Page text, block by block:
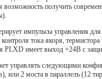
возможность получить
импульсы управления
тока якоря,
PLXD имеет выход +24В с
управлять следующими
или 2 моста в параллель (12